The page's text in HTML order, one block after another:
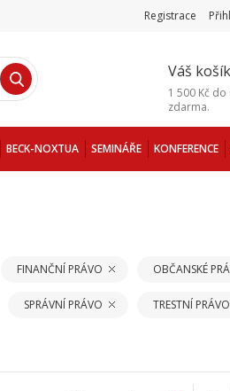
Registrace
Váš
1 500 Kč do
zdarma.
BECK-NOXTUA SEMINÁŘE KONFERENCE
FINANČNÍ PRÁVO OBČANSKÉ
SPRÁVNÍ PRÁVO TRESTNÍ PRÁVO